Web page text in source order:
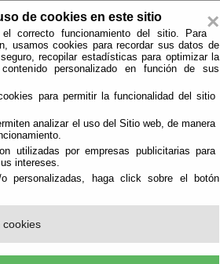
×
de cookies en este sitio
correcto funcionamiento del sitio. Para
usamos cookies para recordar sus datos de
recopilar estadísticas para optimizar la
personalizado en función de sus
para permitir la funcionalidad del sitio
analizar el uso del Sitio web, de manera
utilizadas por empresas publicitarias para
intereses.
personalizadas, haga click sobre el botón
cookies